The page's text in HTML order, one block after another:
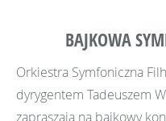
BAJKOWA
Orkiestra Symfoniczna
dyrygentem Tadeuszem
zapraszają na bajkowy